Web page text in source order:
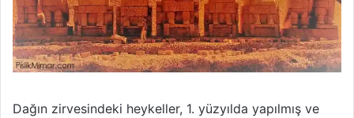
Dağın zirvesindeki heykeller, 1. yüzyılda yapılmış ve